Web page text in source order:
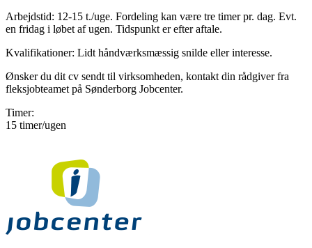
Arbejdstid: 12-15 t./uge. Fordeling kan være tre timer pr. dag. Evt.
en fridag i løbet af ugen. Tidspunkt er efter aftale.
Kvalifikationer: Lidt håndværksmæssig snilde eller interesse.
Ønsker du dit cv sendt til virksomheden, kontakt din rådgiver fra
fleksjobteamet på Sønderborg Jobcenter.
Timer:
15 timer/ugen